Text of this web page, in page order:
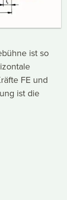
ist so
FE und
ist die